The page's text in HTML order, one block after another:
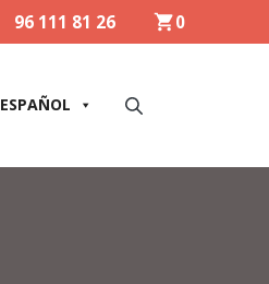
96 111 81 26 0
ESPAÑOL